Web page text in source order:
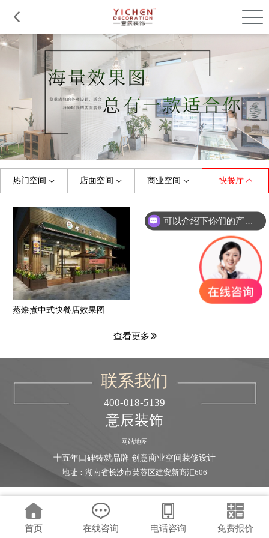
热门空间
全部 门头 美容/美甲店 早教机构
小吃店 茶饮店 办公室
服装店
店面空间
全部 珠宝店 童装店 婚纱店
水果店 理发店 鞋店
花店 眼镜店 其他
商业空间
全部 展厅 商场 摄影店
健身房 便利店 幼儿园
培训学校 其他
快餐厅
全部 烤肉店 中餐厅 西餐厅
料理店 快餐厅 火锅店
茶餐厅 主题餐厅
蒸烩煮中式快餐店效果图
查看更多
联系我们
400-018-5139
意辰装饰
网站地图
十五年口碑铸就品牌 创意商业空间装修设计
地址：湖南省长沙市芙蓉区建安新商汇606
首页 在线咨询 电话咨询 免费报价
可以介绍下你们的产品么？